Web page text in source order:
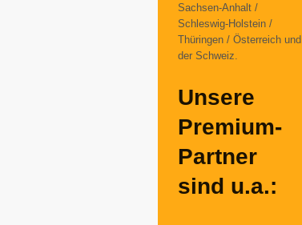
Sachsen-Anhalt /
Schleswig-Holstein /
Thüringen / Österreich und
der Schweiz.
Unsere
Premium-
Partner
sind u.a.: